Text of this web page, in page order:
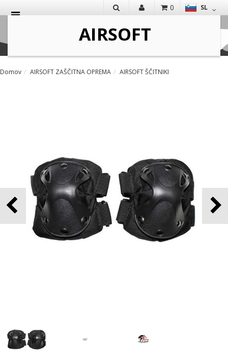
SL
0
Domov AIRSOFT ZAŠČITNA OPREMA AIRSOFT ŠČITNIKI